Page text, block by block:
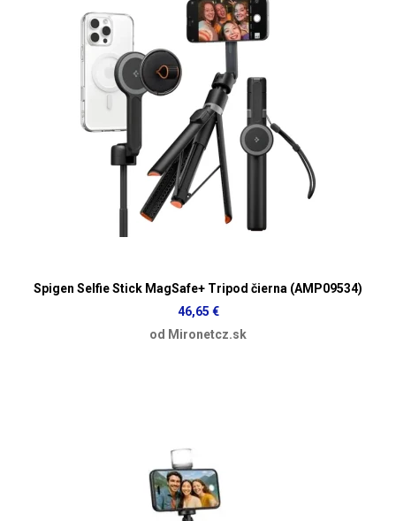
Spigen Selfie Stick MagSafe+ Tripod čierna (AMP09534)
46,65 €
od Mironetcz.sk